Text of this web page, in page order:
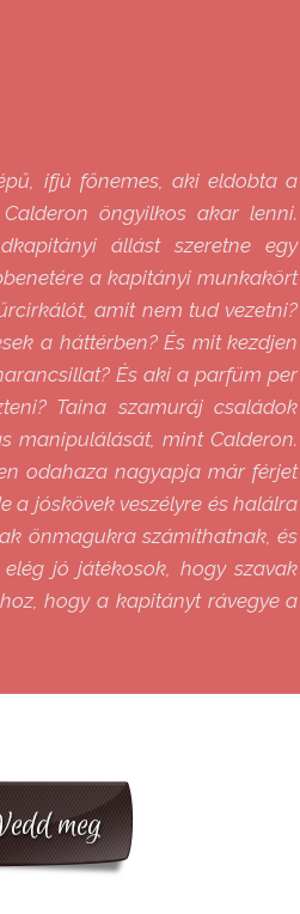
ifjú főnemes, aki eldobta a
öngyilkos akar lenni.
állást szeretne egy
a kapitányi munkakört
amit nem tud vezetni?
a háttérben? És mit kezdjen
És aki a parfüm per
Taina szamuráj családok
manipulálását, mint Calderon.
odahaza nagyapja már férjet
a jóskövek veszélyre és halálra
önmagukra számíthatnak, és
jó játékosok, hogy szavak
hogy a kapitányt rávegye a